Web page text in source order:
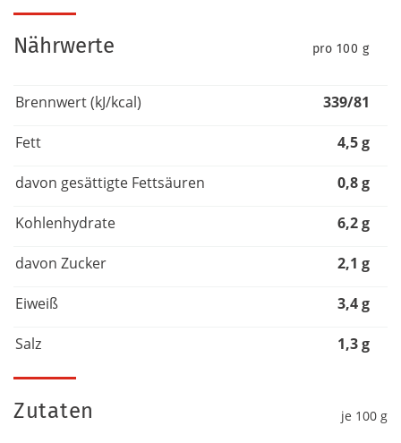
Nährwerte pro 100 g
Brennwert (kJ/kcal) 339/81
Fett 4,5 g
davon gesättigte Fettsäuren 0,8 g
Kohlenhydrate 6,2 g
davon Zucker 2,1 g
Eiweiß 3,4 g
Salz 1,3 g
Zutaten je 100 g